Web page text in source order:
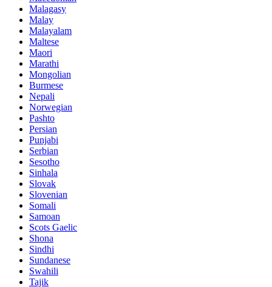
Malagasy
Malay
Malayalam
Maltese
Maori
Marathi
Mongolian
Burmese
Nepali
Norwegian
Pashto
Persian
Punjabi
Serbian
Sesotho
Sinhala
Slovak
Slovenian
Somali
Samoan
Scots Gaelic
Shona
Sindhi
Sundanese
Swahili
Tajik